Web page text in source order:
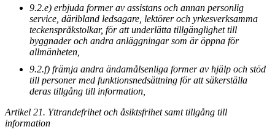
9.2.e) erbjuda former av assistans och annan personlig
service, däribland ledsagare, lektörer och yrkesverksamma
teckenspråkstolkar, för att underlätta tillgänglighet till
byggnader och andra anläggningar som är öppna för
allmänheten,
9.2.f) främja andra ändamålsenliga former av hjälp och stöd
till personer med funktionsnedsättning för att säkerställa
deras tillgång till information,
Artikel 21. Yttrandefrihet och åsiktsfrihet samt tillgång till
information